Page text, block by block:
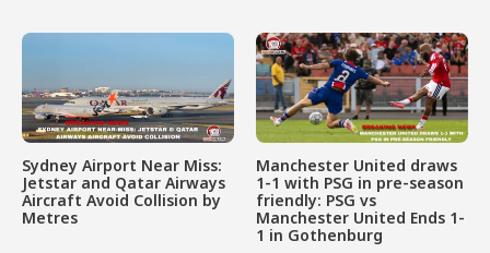
Sydney Airport Near Miss:
Jetstar and Qatar Airways
Aircraft Avoid Collision by
Metres
Manchester United draws
1-1 with PSG in pre-season
friendly: PSG vs
Manchester United Ends 1-
1 in Gothenburg